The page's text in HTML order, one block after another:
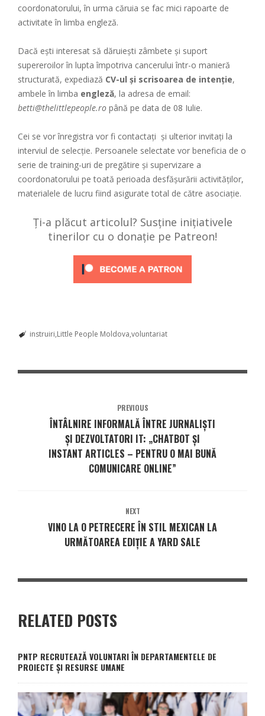
coordonatorului, în urma căruia se fac mici rapoarte de
activitate în limba engleză.
Dacă ești interesat să dăruiești zâmbete și suport
supereroilor în lupta împotriva cancerului într-o manieră
structurată, expediază CV-ul și scrisoarea de intenție,
ambele în limba engleză, la adresa de email:
betti@thelittlepeople.ro până pe data de 08 Iulie.
Cei se vor înregistra vor fi contactați și ulterior invitați la
interviul de selecție. Persoanele selectate vor beneficia de o
serie de training-uri de pregătire și supervizare a
coordonatorului pe toată perioada desfășurării activităților,
materialele de lucru fiind asigurate total de către asociație.
Ți-a plăcut articolul? Susține inițiativele
tinerilor cu o donație pe Patreon!
instruiri Little People Moldova voluntariat
PREVIOUS
ÎNTÂLNIRE INFORMALĂ ÎNTRE JURNALIȘTI
ȘI DEZVOLTATORI IT: „CHATBOT ȘI
INSTANT ARTICLES – PENTRU O MAI BUNĂ
COMUNICARE ONLINE”
NEXT
VINO LA O PETRECERE ÎN STIL MEXICAN LA
URMĂTOAREA EDIȚIE A YARD SALE
RELATED POSTS
PNTP RECRUTEAZĂ VOLUNTARI ÎN DEPARTAMENTELE DE
PROIECTE ȘI RESURSE UMANE